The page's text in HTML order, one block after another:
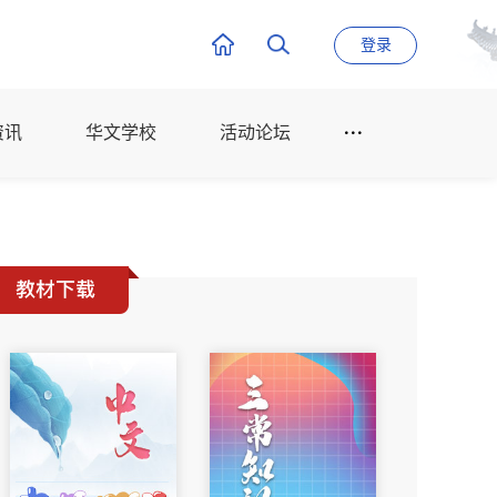
登录
讯 华文学校 活动论坛